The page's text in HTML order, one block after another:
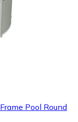
Pool Round